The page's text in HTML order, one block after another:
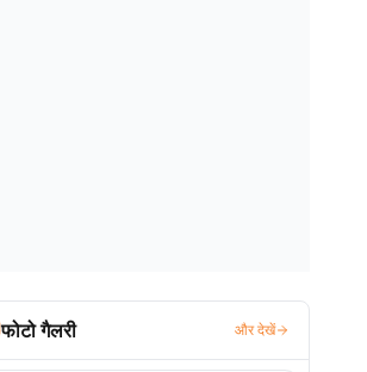
फोटो गैलरी और देखें